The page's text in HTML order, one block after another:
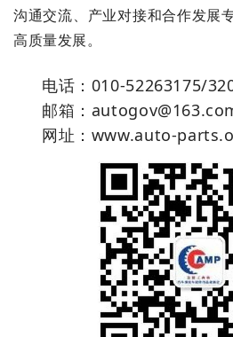
沟通交流、产业对接和合作发展
高质量发展。
电话：010-52263175/
邮箱：
网址：www.auto-